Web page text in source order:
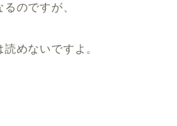
のですが、
めないですよ。